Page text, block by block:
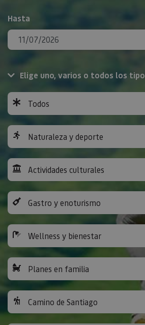
Hasta
Elige uno, varios o todos los
Todos
Naturaleza y deporte
Actividades culturales
Gastro y enoturismo
Wellness y bienestar
Planes en familia
Camino de Santiago